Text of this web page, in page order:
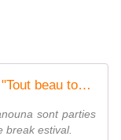
On sait (déjà) quand "Quotidien" et "Tout beau tout neuf" feront leur rentrée
sont parties
break estival.